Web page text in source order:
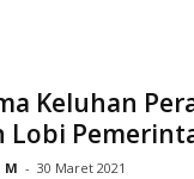
Keluhan
Lobi
M - 30 Maret 2021